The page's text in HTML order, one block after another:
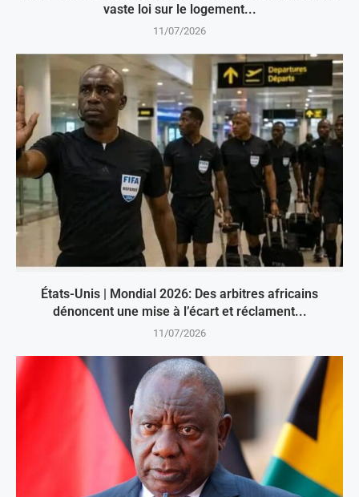
vaste loi sur le logement...
11/07/2026
États-Unis | Mondial 2026: Des arbitres africains
dénoncent une mise à l’écart et réclament...
11/07/2026